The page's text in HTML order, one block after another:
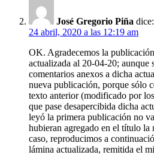
José Gregorio Piña dice:
24 abril, 2020 a las 12:19 am
OK. Agradecemos la
actualizada al 20-04-20; aunque
comentarios anexos a dicha
nueva publicación, porque sólo
texto anterior (modificado por
que pase desapercibida dicha
leyó la primera publicación no
hubieran agregado en el título la
caso, reproducimos a
lámina actualizada, remitida el